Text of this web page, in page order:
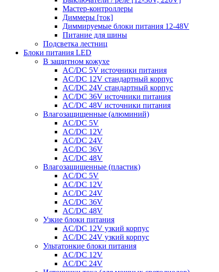
Мастер-контроллеры
Диммеры [ток]
Диммируемые блоки питания 12-48V
Питание для шины
Подсветка лестниц
Блоки питания LED
В защитном кожухе
AC/DC 5V источники питания
AC/DC 12V стандартный корпус
AC/DC 24V стандартный корпус
AC/DC 36V источники питания
AC/DC 48V источники питания
Влагозащищенные (алюминий)
AC/DC 5V
AC/DC 12V
AC/DC 24V
AC/DC 36V
AC/DC 48V
Влагозащищенные (пластик)
AC/DC 5V
AC/DC 12V
AC/DC 24V
AC/DC 36V
AC/DC 48V
Узкие блоки питания
AC/DC 12V узкий корпус
AC/DC 24V узкий корпус
Ультатонкие блоки питания
AC/DC 12V
AC/DC 24V